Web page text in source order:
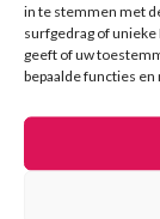
in te stemmen met
surfgedrag of
geeft of uw
bepaalde functies en
België. Wij
grootkeuken
en